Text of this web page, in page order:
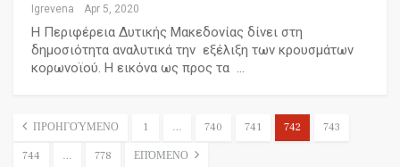
Igrevena Apr 5, 2020
Η Περιφέρεια Δυτικής Μακεδονίας δίνει στη
δημοσιότητα αναλυτικά την εξέλιξη των κρουσμάτων
κορωνοϊού. Η εικόνα ως προς τα …
ΠΡΟΗΓΟΎΜΕΝΟ 1 … 740 741 742 743
744 … 778 ΕΠΌΜΕΝΟ